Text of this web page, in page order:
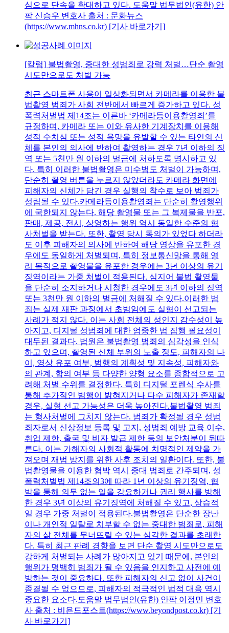
심으로 단속을 확대하고 있다. 도움말 법무법인(유한) 안
팍 신승우 변호사 출처 : 문화뉴스
(https://www.mhns.co.kr) [기사 바로가기]
[칼럼] 불법촬영, 중대한 성범죄로 강력 처벌…단순 촬영
시도만으로도 처벌 가능
최근 스마트폰 사용이 일상화되면서 카메라를 이용한 불
법촬영 범죄가 사회 전반에서 빠르게 증가하고 있다. 성
폭력처벌법 제14조는 이른바 ‘카메라등이용촬영죄’를
규정하며, 카메라 또는 이와 유사한 기계장치를 이용해
성적 수치심 또는 성적 욕망을 유발할 수 있는 타인의 신
체를 본인의 의사에 반하여 촬영하는 경우 7년 이하의 징
역 또는 5천만 원 이하의 벌금에 처하도록 명시하고 있
다. 특히 이러한 불법촬영은 미수범도 처벌이 가능하며,
단순히 촬영 버튼을 누르지 않았더라도 카메라 화면에
피해자의 신체가 담긴 경우 실행의 착수로 보아 범죄가
성립될 수 있다.카메라등이용촬영죄는 단순히 촬영행위
에 국한되지 않는다. 해당 촬영물 또는 그 복제물을 반포,
판매, 제공, 전시, 상영하는 행위 역시 동일한 수준의 형
사처벌을 받는다. 또한, 촬영 당시 동의가 있었다 하더라
도 이후 피해자의 의사에 반하여 해당 영상을 유포한 경
우에도 동일하게 처벌되며, 특히 정보통신망을 통해 영
리 목적으로 촬영물을 유포한 경우에는 3년 이상의 유기
징역이라는 가중 처벌이 적용된다. 심지어 불법 촬영물
을 단순히 소지하거나 시청한 경우에도 3년 이하의 징역
또는 3천만 원 이하의 벌금에 처해질 수 있다.이러한 범
죄는 실제 재판 과정에서 초범임에도 실형이 선고되는
사례가 적지 않다. 이는 사회 전체의 성인지 감수성이 높
아지고, 디지털 성범죄에 대한 엄중한 법 집행 필요성이
대두된 결과다. 법원은 불법촬영 범죄의 심각성을 인식
하고 있으며, 촬영된 신체 부위의 노출 정도, 피해자의 나
이, 영상 유포 여부, 범행의 계획성 및 지속성, 피해자와
의 관계, 합의 여부 등 다양한 양형 요소를 종합적으로 고
려해 처벌 수위를 결정한다. 특히 디지털 포렌식 수사를
통해 추가적인 범행이 밝혀지거나 다수 피해자가 존재할
경우, 실형 선고 가능성은 더욱 높아진다.불법촬영 범죄
는 형사처벌에 그치지 않는다. 범죄가 확정될 경우 성범
죄자로서 신상정보 등록 및 고지, 성범죄 예방 교육 이수,
취업 제한, 출국 및 비자 발급 제한 등의 보안처분이 뒤따
른다. 이는 가해자의 사회적 활동에 치명적인 제약을 가
져오며 재범 방지를 위한 사후 조치의 일환이다. 또한, 불
법촬영물을 이용한 협박 역시 중대 범죄로 간주되며, 성
폭력처벌법 제14조의3에 따라 1년 이상의 유기징역, 협
박을 통해 의무 없는 일을 강요하거나 권리 행사를 방해
한 경우 3년 이상의 유기징역에 처해질 수 있고, 상습적
일 경우 가중 처벌이 적용된다.불법촬영은 단순한 장난
이나 개인적 일탈로 치부할 수 없는 중대한 범죄로, 피해
자의 삶 전체를 무너뜨릴 수 있는 심각한 결과를 초래한
다. 특히 최근 판례 경향을 보면 단순 촬영 시도만으로도
강하게 처벌되는 사례가 많아지고 있기 때문에, 본인의
행위가 명백히 범죄가 될 수 있음을 인지하고 사전에 예
방하는 것이 중요하다. 또한 피해자의 신고 없이 사건이
종결될 수 없으므로, 피해자의 적극적인 법적 대응 역시
중요한 요소다.도움말 법무법인(유한) 안팍 이정민 변호
사 출처 : 비욘드포스트(https://www.beyondpost.co.kr) [기
사 바로가기]